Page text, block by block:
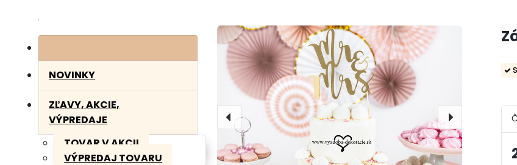
NOVINKY
ZĽAVY, AKCIE,
VÝPREDAJE
TOVAR V AKCII
VÝPREDAJ TOVARU